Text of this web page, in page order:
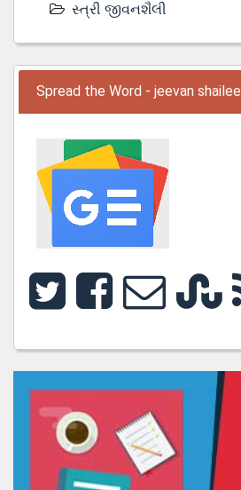
સ્ત્રી જીવનશૈલી
Spread the Word - jeevan shailee